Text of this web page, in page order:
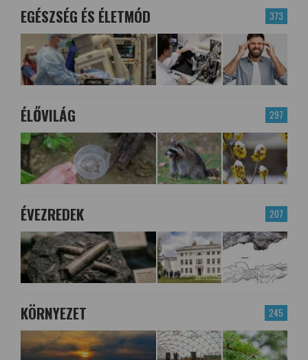
373
EGÉSZSÉG ÉS ÉLETMÓD
297
ÉLŐVILÁG
207
ÉVEZREDEK
245
KÖRNYEZET